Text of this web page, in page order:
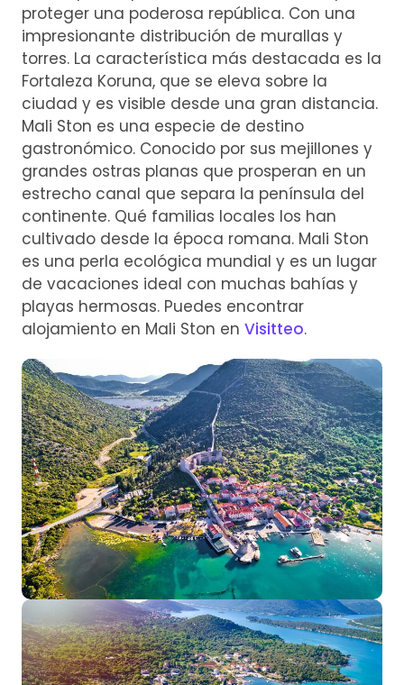
proteger una poderosa república. Con una
impresionante distribución de murallas y
torres. La característica más destacada es la
Fortaleza Koruna, que se eleva sobre la
ciudad y es visible desde una gran distancia.
Mali Ston es una especie de destino
gastronómico. Conocido por sus mejillones y
grandes ostras planas que prosperan en un
estrecho canal que separa la península del
continente. Qué familias locales los han
cultivado desde la época romana. Mali Ston
es una perla ecológica mundial y es un lugar
de vacaciones ideal con muchas bahías y
playas hermosas. Puedes encontrar
alojamiento en Mali Ston en Visitteo.